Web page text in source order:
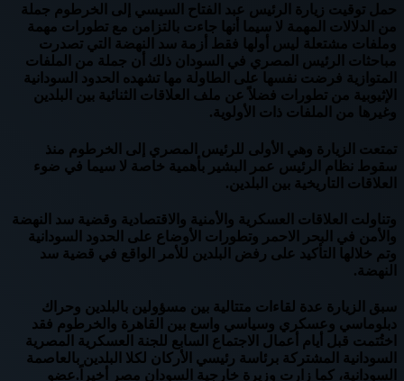
حمل توقيت زيارة الرئيس عبد الفتاح السيسي إلى الخرطوم جملة
من الدلالات المهمة لا سيما أنها جاءت بالتزامن مع تطورات مهمة
وملفات مشتعلة ليس أولها فقط أزمة سد النهضة التي تصدرت
مباحثات الرئيس المصري في السودان ذلك أن جملة من الملفات
المتوازية فرضت نفسها على الطاولة مها تشهده الحدود السودانية
الإثيوبية من تطورات فضلاً عن ملف العلاقات الثنائية بين البلدين
وغيرها من الملفات ذات الأولوية.
تمتعت الزيارة وهي الأولى للرئيس المصري إلى الخرطوم منذ
سقوط نظام الرئيس عمر البشير بأهمية خاصة لا سيما في ضوء
العلاقات التاريخية بين البلدين.
وتناولت العلاقات العسكرية والأمنية والاقتصادية وقضية سد النهضة
والأمن في البحر الاحمر وتطورات الأوضاع على الحدود السودانية
وتم خلالها التأكيد على رفض البلدين للأمر الواقع في قضية سد
النهضة.
سبق الزيارة عدة لقاءات متتالية بين مسؤولين بالبلدين وحراك
دبلوماسي وعسكري وسياسي واسع بين القاهرة والخرطوم فقد
اختُتمت قبل أيام أعمال الاجتماع السابع للجنة العسكرية المصرية
السودانية المشتركة برئاسة رئيسي الأركان لكلا البلدين بالعاصمة
السودانية، كما زارت وزيرة خارجية السودان مصر أخيراً.عضو